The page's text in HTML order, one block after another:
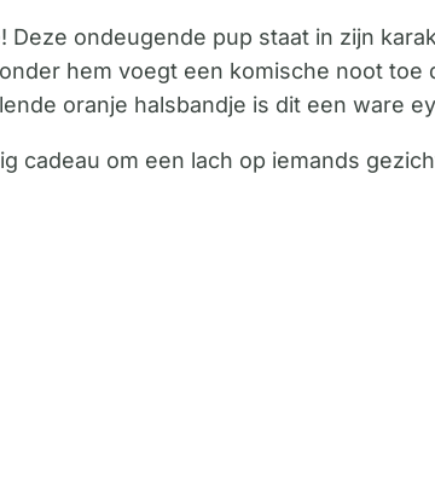
ondeugende pup staat in zijn
hem voegt een komische noot toe
oranje halsbandje is dit een ware
om een lach op iemands